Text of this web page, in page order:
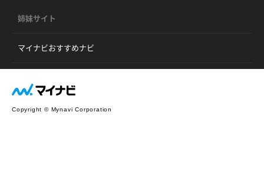
姉妹サイト
マイナビおすすめナビ
Copyright © Mynavi Corporation